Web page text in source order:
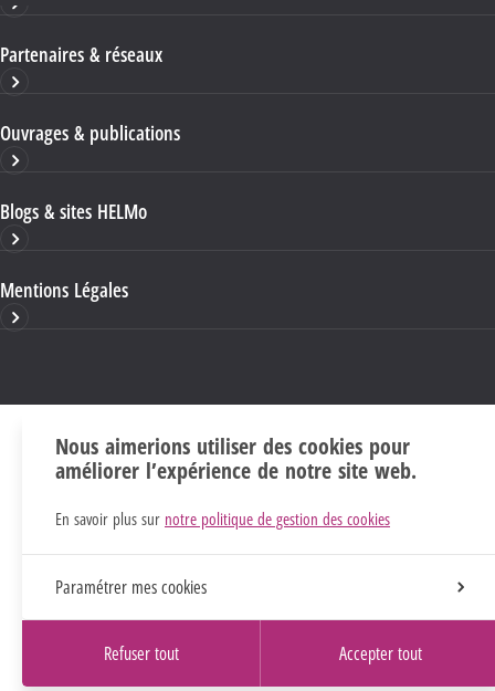
Partenaires & réseaux
Ouvrages & publications
Blogs & sites HELMo
Mentions Légales
Nous aimerions utiliser des cookies pour
améliorer l’expérience de notre site web.
En savoir plus sur notre politique de gestion des cookies
Paramétrer mes cookies
Refuser tout Accepter tout